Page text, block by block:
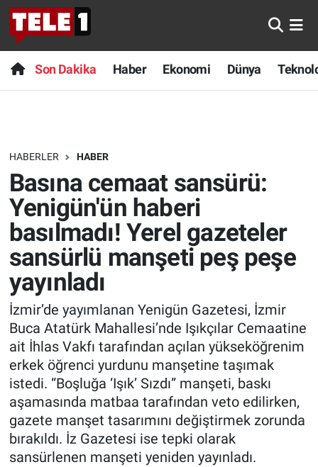
Son Dakika Haber Ekonomi Dünya
HABERLER HABER
Basına cemaat sansürü:
Yenigün'ün haberi
basılmadı! Yerel gazeteler
sansürlü manşeti peş peşe
yayınladı
İzmir’de yayımlanan Yenigün Gazetesi, İzmir
Buca Atatürk Mahallesi’nde Işıkçılar Cemaatine
ait İhlas Vakfı tarafından açılan yükseköğrenim
erkek öğrenci yurdunu manşetine taşımak
istedi. “Boşluğa ‘Işık’ Sızdı” manşeti, baskı
aşamasında matbaa tarafından veto edilirken,
gazete manşet tasarımını değiştirmek zorunda
bırakıldı. İz Gazetesi ise tepki olarak
sansürlenen manşeti yeniden yayınladı.
Anında Manşet
Başka Sohbetler
Bilim turu
Bilim ve Teknoloji Evreni
Doğa Konuşuyor
Dünya
Ege Saati
Ege'den Esintiler
Eğitim
Eğlence
Ekonomi
Son Dakika
Haber
Dünya
Teknoloji
Sağlık
Spor
Yayın Akışı
İletişim
Nöbetçi Eczaneler
Hava Durumu
Trafik Durumu
Süper Lig Puan Durumu ve Fikstür
Tüm Manşetler
Son Dakika Haberleri
Haber Arşivi